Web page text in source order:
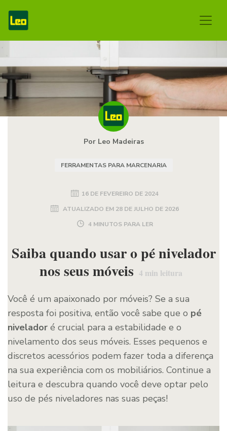
Por Leo Madeiras
FERRAMENTAS PARA MARCENARIA
16 DE FEVEREIRO DE 2024
ATUALIZADO EM 28 DE JULHO DE 2026
4 MINUTOS PARA LER
Saiba quando usar o pé nivelador
nos seus móveis 4 min leitura
Você é um apaixonado por móveis? Se a sua
resposta foi positiva, então você sabe que o pé
nivelador é crucial para a estabilidade e o
nivelamento dos seus móveis. Esses pequenos e
discretos acessórios podem fazer toda a diferença
na sua experiência com os mobiliários. Continue a
leitura e descubra quando você deve optar pelo
uso de pés niveladores nas suas peças!